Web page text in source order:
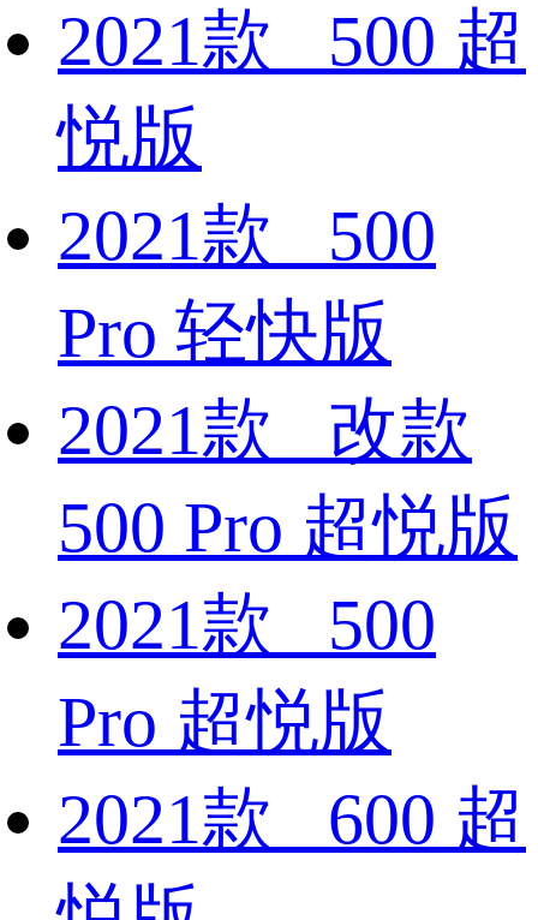
2021款 500 超
悦版
2021款 500
Pro 轻快版
2021款 改款
500 Pro 超悦版
2021款 500
Pro 超悦版
2021款 600 超